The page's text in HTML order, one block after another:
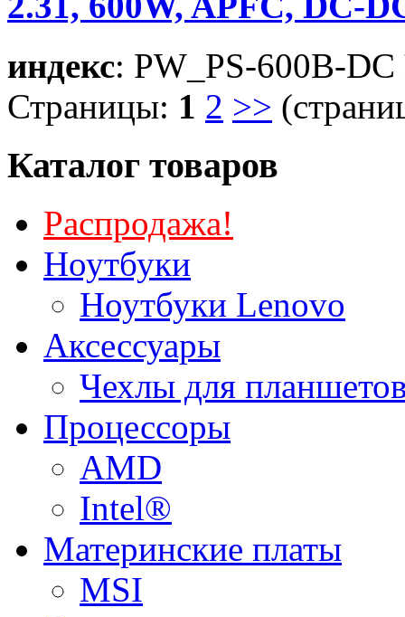
индекс: PW_PS-600B-DC
Страницы: 1 2 >>
Каталог товаров
Распродажа!
Ноутбуки
Ноутбуки Lenovo
Аксессуары
Чехлы для
Процессоры
AMD
Intel®
Материнские платы
MSI